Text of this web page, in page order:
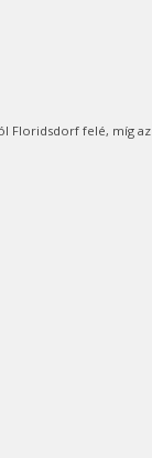
Floridsdorf felé, míg az